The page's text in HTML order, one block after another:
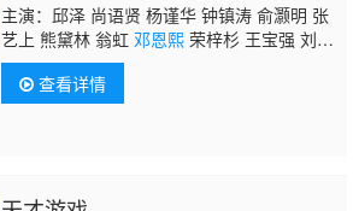
主演：邱泽 尚语贤 杨谨华 钟镇涛 俞灏明 张
艺上 熊黛林 翁虹 邓恩熙荣梓杉 王宝强 刘昊
然 肖央 张钧甯 托尼·贾 杜德伟 吕颂贤 连凯
查看详情